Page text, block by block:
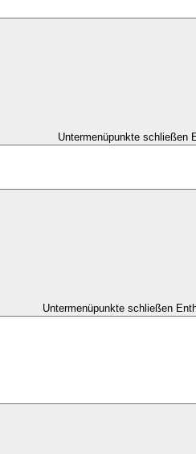
Untermenüpunkte schließen
Untermenüpunkte schließen